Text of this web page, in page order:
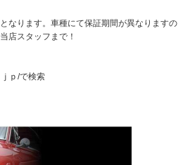
なります。車種にて保証期間が異なりますの
店スタッフまで！
ｐ/で検索